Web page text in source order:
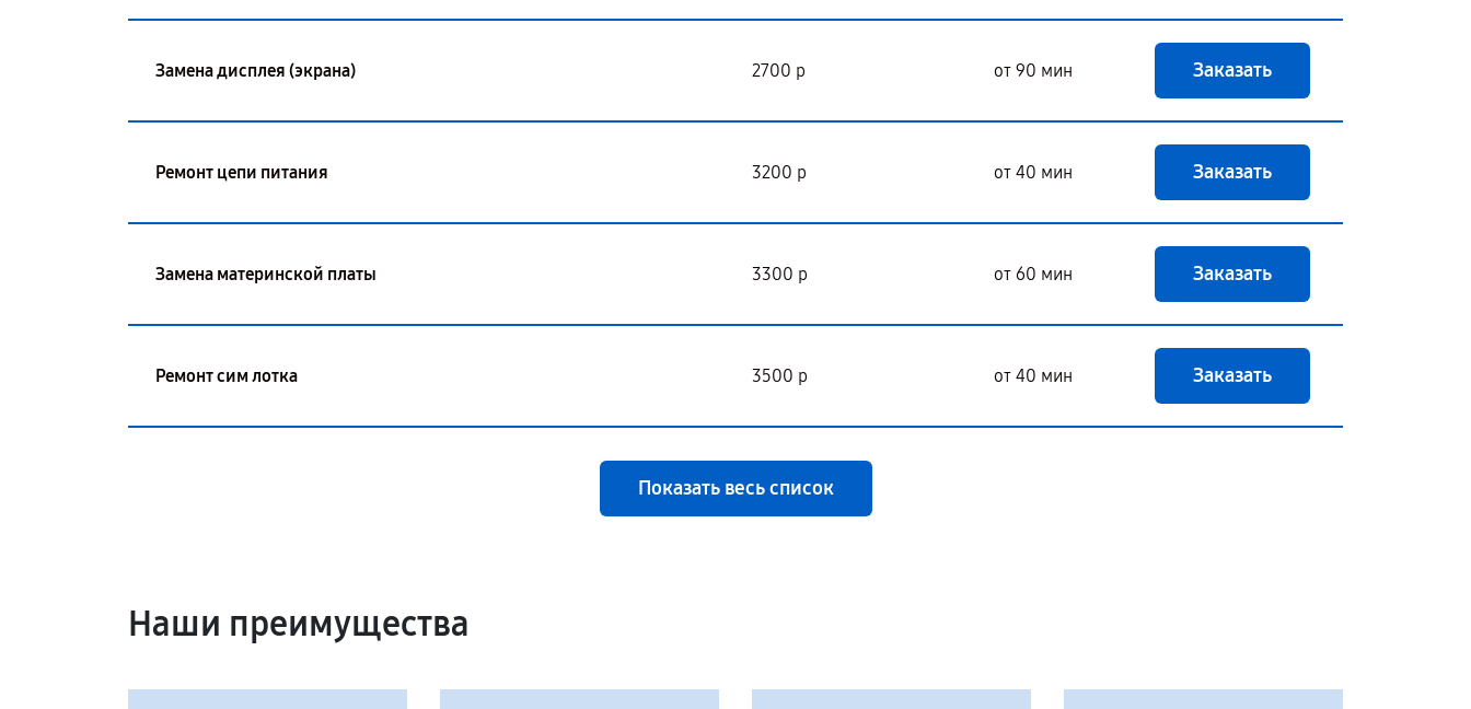
Замена дисплея (экрана) 2700 р от 90 мин Заказать
Ремонт цепи питания 3200 р от 40 мин Заказать
Замена материнской платы 3300 р от 60 мин Заказать
Ремонт сим лотка 3500 р от 40 мин Заказать
Показать весь список
Наши преимущества